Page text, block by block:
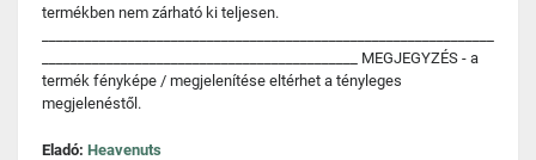
termékben nem zárható ki teljesen.
____________________________________________ MEGJEGYZÉS - a
termék fényképe / megjelenítése eltérhet a tényleges
megjelenéstől.
Eladó: Heavenuts